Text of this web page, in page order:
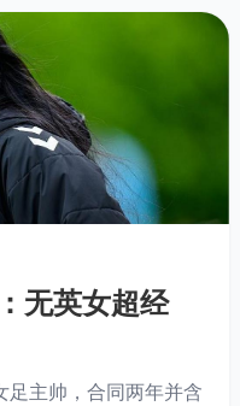
无英女超经
足主帅，合同两年并含